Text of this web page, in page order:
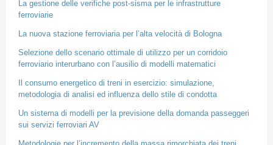
La gestione delle verifiche post-sisma per le infrastrutture
ferroviarie
La nuova stazione ferroviaria per l’alta velocità di Bologna
Selezione dello scenario ottimale di utilizzo per un corridoio
ferroviario interurbano con l’ausilio di modelli matematici
Il consumo energetico di treni in esercizio: simulazione,
metodologia di analisi ed influenza dello stile di condotta
Un sistema di modelli per la previsione della domanda passeggeri
sui servizi ferroviari AV